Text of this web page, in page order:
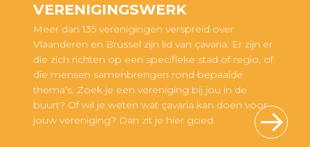
VERENIGINGSWERK
Meer dan 135 verenigingen verspreid over
Vlaanderen en Brussel zijn lid van çavaria. Er zijn er
die zich richten op een specifieke stad of regio, of
die mensen samenbrengen rond bepaalde
thema's. Zoek je een vereniging bij jou in de
buurt? Of wil je weten wat çavaria kan doen voor
jouw vereniging? Dan zit je hier goed.